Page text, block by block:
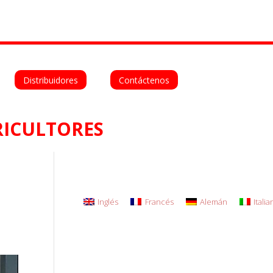
Distribuidores Contáctenos
Inglés Francés Alemán